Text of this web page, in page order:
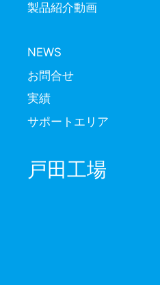
製品紹介動画
NEWS
お問合せ
実績
サポートエリア
戸田工場